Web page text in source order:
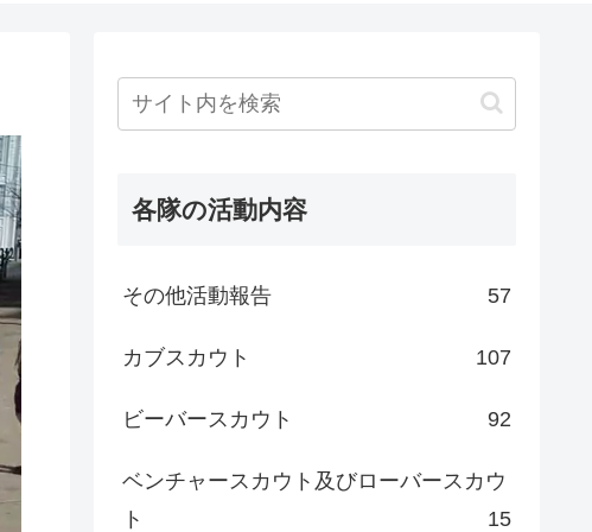
各隊の活動内容
その他活動報告 57
カブスカウト 107
ビーバースカウト 92
ベンチャースカウト及びローバースカウ
ト
15